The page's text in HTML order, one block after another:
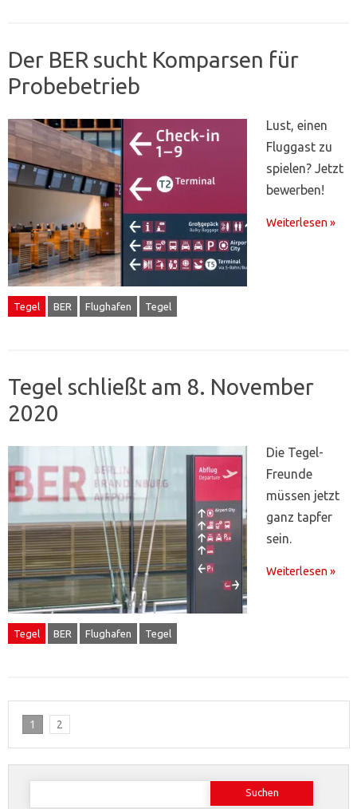
Der BER sucht Komparsen für
Probebetrieb
Lust, einen
Fluggast zu
spielen? Jetzt
bewerben!
Weiterlesen »
Tegel BER Flughafen Tegel
Tegel schließt am 8. November
2020
Die Tegel-
Freunde
müssen jetzt
ganz tapfer
sein.
Weiterlesen »
Tegel BER Flughafen Tegel
1 2
Suchen